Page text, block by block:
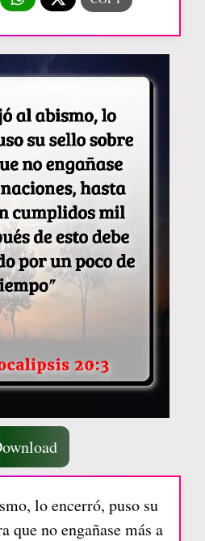
lo encerró, puso su
que no engañase más a